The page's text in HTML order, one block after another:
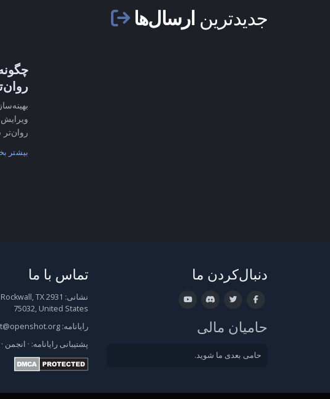
جدیدترین ارسال‌ها
روان‌تر
بیشتر
تماس با ما
نشانی:
Rockwall, TX
75032, United States
رایانامه:
پشتیبانی رایانامه: · انجمن ·
دنبال‌کردن ما
حامیان مالی
حامی بعدی ما شوید.